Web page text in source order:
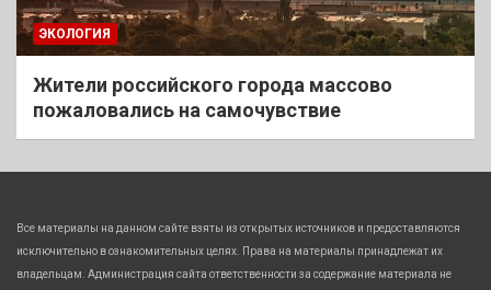
ЭКОЛОГИЯ
Жители российского города массово
пожаловались на самочувствие
Все материалы на данном сайте взяты из открытых источников и предоставляются
исключительно в ознакомительных целях. Права на материалы принадлежат их
владельцам. Администрация сайта ответственности за содержание материала не